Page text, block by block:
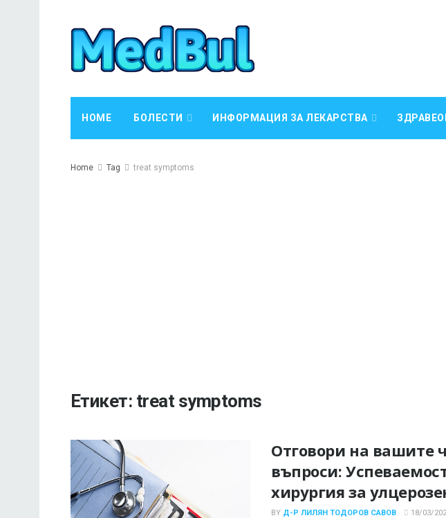
HOME БОЛЕСТИ ИНФОРМАЦИЯ ЗА ЛЕКАРСТВА
Home Tag treat symptoms
Етикет: treat symptoms
Отговори на вашите
въпроси:
хирургия за
BY Д-Р ЛИЛЯН ТОДОРОВ САВОВ 18/03/